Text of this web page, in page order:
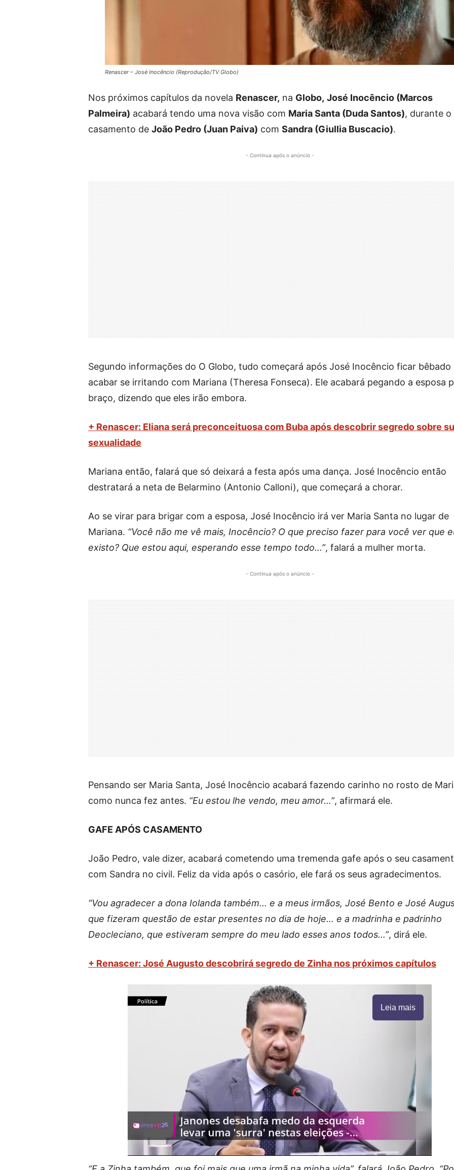
Renascer – José Inocêncio (Reprodução/TV Globo)
Nos próximos capítulos da novela Renascer, na Globo, José Inocêncio (Marcos
Palmeira) acabará tendo uma nova visão com Maria Santa (Duda Santos), durante o
casamento de João Pedro (Juan Paiva) com Sandra (Giullia Buscacio).
- Continua após o anúncio -
Segundo informações do O Globo, tudo começará após José Inocêncio ficar bêbado
acabar se irritando com Mariana (Theresa Fonseca). Ele acabará pegando a esposa
braço, dizendo que eles irão embora.
+ Renascer: Eliana será preconceituosa com Buba após descobrir segredo sobre
sexualidade
Mariana então, falará que só deixará a festa após uma dança. José Inocêncio então
destratará a neta de Belarmino (Antonio Calloni), que começará a chorar.
Ao se virar para brigar com a esposa, José Inocêncio irá ver Maria Santa no lugar de
Mariana. “Você não me vê mais, Inocêncio? O que preciso fazer para você ver que
existo? Que estou aqui, esperando esse tempo todo…”, falará a mulher morta.
- Continua após o anúncio -
Pensando ser Maria Santa, José Inocêncio acabará fazendo carinho no rosto de
como nunca fez antes. “Eu estou lhe vendo, meu amor…”, afirmará ele.
GAFE APÓS CASAMENTO
João Pedro, vale dizer, acabará cometendo uma tremenda gafe após o seu
com Sandra no civil. Feliz da vida após o casório, ele fará os seus agradecimentos.
“Vou agradecer a dona Iolanda também… e a meus irmãos, José Bento e José
que fizeram questão de estar presentes no dia de hoje… e a madrinha e padrinho
Deocleciano, que estiveram sempre do meu lado esses anos todos…”, dirá ele.
+ Renascer: José Augusto descobrirá segredo de Zinha nos próximos capítulos
Leia mais